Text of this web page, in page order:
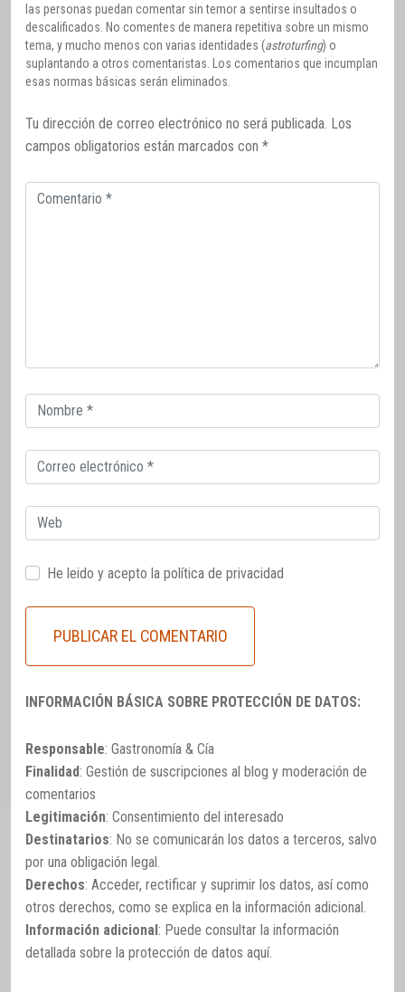
las personas puedan comentar sin temor a sentirse insultados o
descalificados. No comentes de manera repetitiva sobre un mismo
tema, y mucho menos con varias identidades (astroturfing) o
suplantando a otros comentaristas. Los comentarios que incumplan
esas normas básicas serán eliminados.
Tu dirección de correo electrónico no será publicada. Los
campos obligatorios están marcados con *
Comentario
Correo
electrónico
Correo
electrónico
Web
He leido y acepto la política de privacidad
INFORMACIÓN BÁSICA SOBRE PROTECCIÓN DE DATOS:
Responsable: Gastronomía & Cía
Finalidad: Gestión de suscripciones al blog y moderación de
comentarios
Legitimación: Consentimiento del interesado
Destinatarios: No se comunicarán los datos a terceros, salvo
por una obligación legal.
Derechos: Acceder, rectificar y suprimir los datos, así como
otros derechos, como se explica en la información adicional.
Información adicional : Puede consultar la información
detallada sobre la protección de datos aquí.